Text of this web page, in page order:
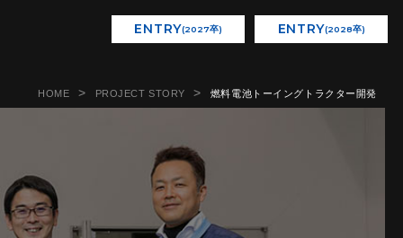
ENTRY(2027卒) ENTRY(2028卒)
HOME PROJECT STORY 燃料電池トーイングトラクター開発